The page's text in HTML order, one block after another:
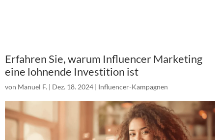
Erfahren Sie, warum Influencer Marketing
eine lohnende Investition ist
von Manuel F. | Dez. 18. 2024 | Influencer-Kampagnen